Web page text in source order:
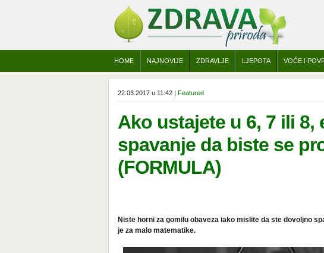
HOME NAJNOVIJE ZDRAVLJE LJEPOTA VOĆE I
22.03.2017 u 11:42 | Featured
Ako ustajete u 6, 7 ili 8,
spavanje da biste se
(FORMULA)
Niste horni za gomilu obaveza iako mislite da ste dovoljno
je za malo matematike.